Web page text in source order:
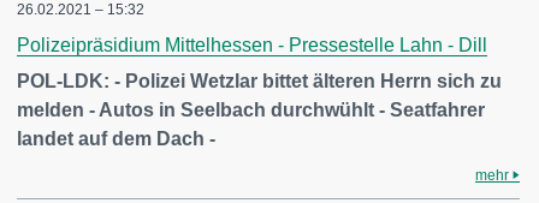
26.02.2021 – 15:32
Polizeipräsidium Mittelhessen - Pressestelle Lahn - Dill
POL-LDK: - Polizei Wetzlar bittet älteren Herrn sich zu
melden - Autos in Seelbach durchwühlt - Seatfahrer
landet auf dem Dach -
mehr